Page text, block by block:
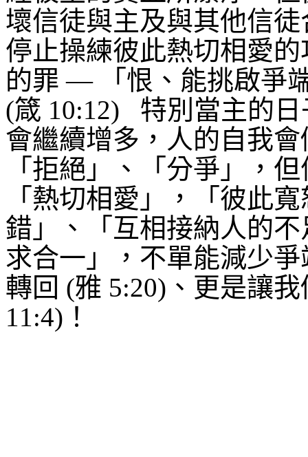
壞信徒與主及與其他信
停止操練彼此熱切相愛
的罪 —
「恨、能挑啟爭
(箴 10:12)
特別當主的
會繼續增多，人的自我
「拒絕」、「分爭」，
「熱切相愛」，「彼此
錯」、「互相接納人的
求合一」，不單能減少爭
轉回 (雅 5:20) 、更是讓
11:4) ！